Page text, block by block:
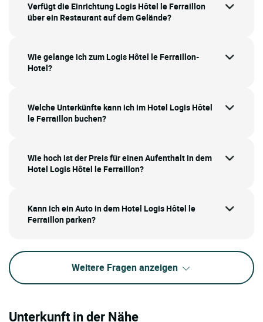
Verfügt die Einrichtung Logis Hôtel le Ferraillon
über ein Restaurant auf dem Gelände?
Wie gelange ich zum Logis Hôtel le Ferraillon-
Hotel?
Welche Unterkünfte kann ich im Hotel Logis Hôtel
le Ferraillon buchen?
Wie hoch ist der Preis für einen Aufenthalt in dem
Hotel Logis Hôtel le Ferraillon?
Kann ich ein Auto in dem Hotel Logis Hôtel le
Ferraillon parken?
Weitere Fragen anzeigen
Unterkunft in der Nähe